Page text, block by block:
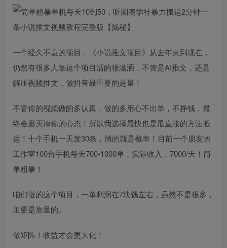
一个经久不衰的项目，《小说推文项目》从去年火到现在，
仍然有很多人靠这个项目活的很潇洒，不管是AI推文，还是
解压视频推文，做抖音最重要的是量！
不管你的视频做的多认真，做的多用心不出单，不挣钱，最
终会磨灭掉你的心态！所以我选择最快也是最直接的方法搬
运！十个手机一天发30条，博的就是概率！目前一个朋友的
工作室100台手机每天700-1000单，实际收入，7000/天！简
单粗暴！
咱们做的这个项目，一单利润在7块钱左右，虽然不是很多，
主要是靠量的。
做矩阵！收益才会更大化！